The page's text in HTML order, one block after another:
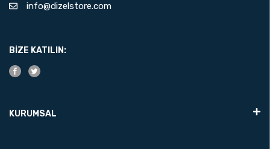
info@dizelstore.com
BIZE KATILIN:
KURUMSAL